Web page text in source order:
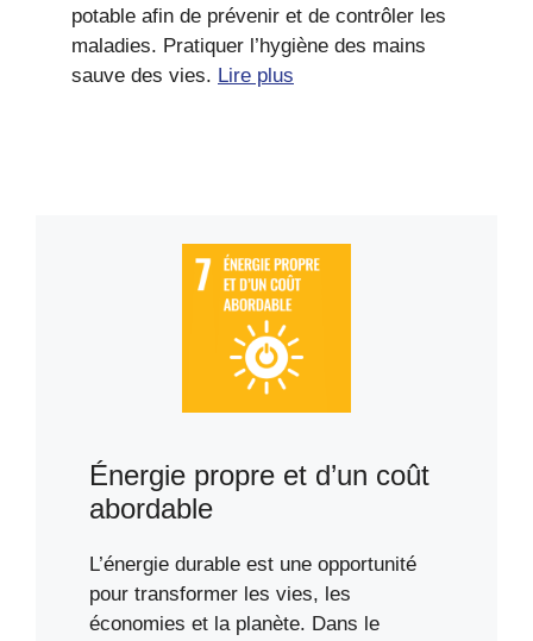
potable afin de prévenir et de contrôler les
maladies. Pratiquer l’hygiène des mains
sauve des vies. Lire plus
Énergie propre et d’un coût
abordable
L’énergie durable est une opportunité
pour transformer les vies, les
économies et la planète. Dans le